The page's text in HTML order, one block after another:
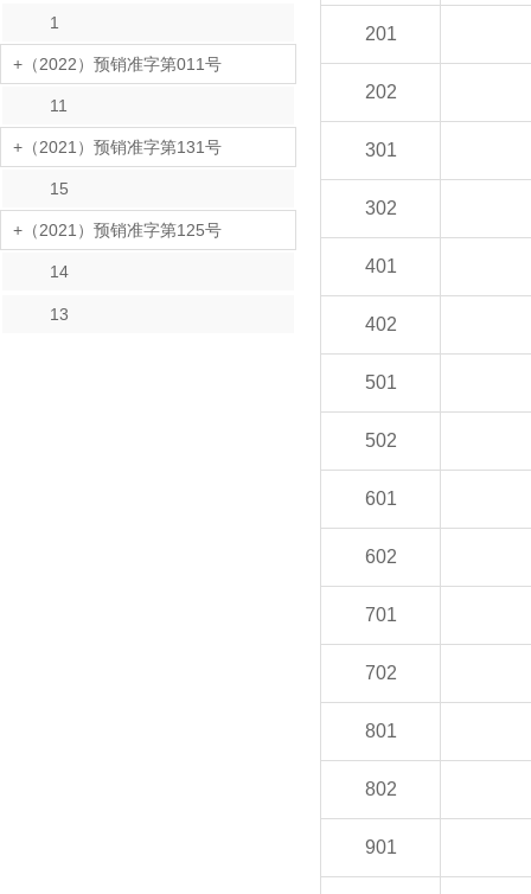
1
+（2022）预销准字第011号
11
+（2021）预销准字第131号
15
+（2021）预销准字第125号
14
13
201
202
301
302
401
402
501
502
601
602
701
702
801
802
901